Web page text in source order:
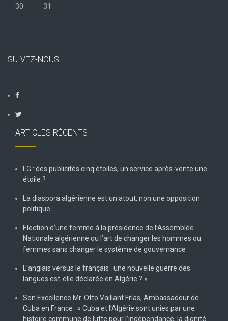
30
31
SUIVEZ-NOUS
ARTICLES RÉCENTS
LG : des publicités cinq étoiles, un service après-vente une
étoile ?
La diaspora algérienne est un atout, non une opposition
politique
Election d’une femme à la présidence de l’Assemblée
Nationale algérienne ou l’art de changer les hommes ou
femmes sans changer le système de gouvernance
L’anglais versus le français : une nouvelle guerre des
langues est-elle déclarée en Algérie ? »
Son Excellence Mr. Otto Vaillant Frías, Ambassadeur de
Cuba en France : « Cuba et l’Algérie sont unies par une
histoire commune de lutte pour l’indépendance, la dignité